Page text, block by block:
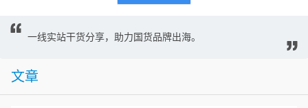
一线实站干货分享，助力国货品牌出海。
文章